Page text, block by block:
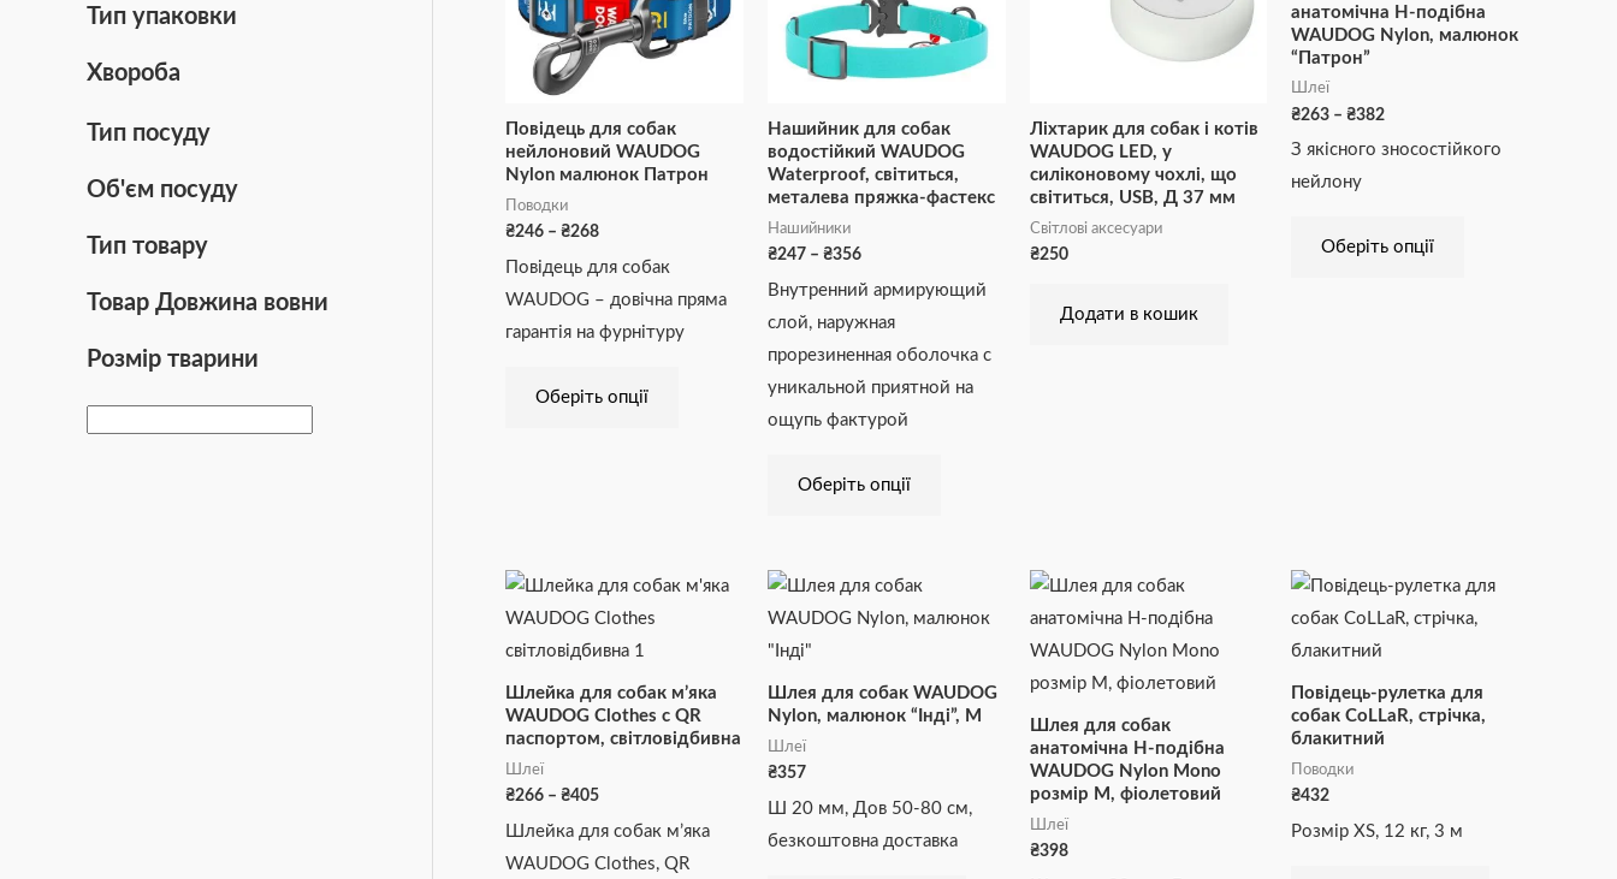
Тип упаковки
Хвороба
Тип посуду
Об'єм посуду
Тип товару
Товар Довжина вовни
Розмір тварини
Повідець для собак
нейлоновий WAUDOG
Nylon малюнок Патрон
Поводки
₴246 – ₴268
Повідець для собак
WAUDOG – довічна пряма
гарантія на фурнітуру
Оберіть опції
варіантів.
Параметри
на
сторінці
Нашийник для собак
водостійкий WAUDOG
Waterproof, світиться,
металева пряжка-фастекс
Нашийники
₴247 – ₴356
Внутренний армирующий
слой, наружная
прорезиненная оболочка с
уникальной приятной на
ощупь фактурой
Оберіть опції
варіантів.
Параметри
можна
на
сторінці
товару
Ліхтарик для собак і котів
WAUDOG LED, у
силіконовому чохлі, що
світиться, USB, Д 37 мм
Світлові аксесуари
₴250
Додати в кошик
анатомічна H-подібна
WAUDOG Nylon, малюнок
“Патрон”
Шлеї
₴263 – ₴382
З якісного зносостійкого
нейлону
Оберіть опції
варіантів.
Параметри
Шлейка для собак м’яка
WAUDOG Clothes c QR
паспортом, світловідбивна
Шлеї
₴266 – ₴405
Діапазон
цін:
від
до
Шлейка для собак м’яка
WAUDOG Clothes, QR
Цей
кілька
варіантів.
Параметри
Шлея для собак WAUDOG
Nylon, малюнок “Інді”, М
Шлеї
₴357
Ш 20 мм, Дов 50-80 см,
безкоштовна доставка
Шлея для собак
анатомічна H-подібна
WAUDOG Nylon Mono
розмір М, фіолетовий
Шлеї
₴398
Повідець-рулетка для
собак CoLLaR, стрічка,
блакитний
Поводки
₴432
Розмір XS, 12 кг, 3 м